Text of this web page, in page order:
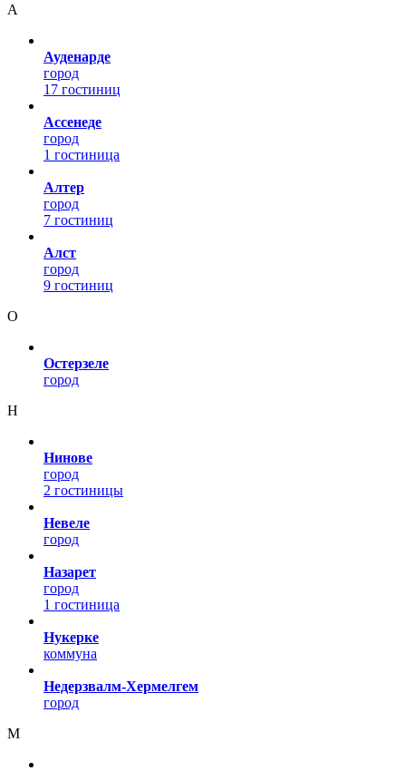
А
Ауденарде
город
17 гостиниц
Ассенеде
город
1 гостиница
Алтер
город
7 гостиниц
Алст
город
9 гостиниц
О
Остерзеле
город
Н
Нинове
город
2 гостиницы
Невеле
город
Назарет
город
1 гостиница
Нукерке
коммуна
Недерзвалм-Хермелгем
город
М